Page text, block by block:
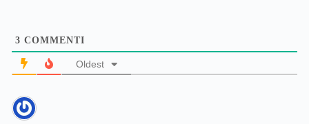
3 COMMENTI
Oldest